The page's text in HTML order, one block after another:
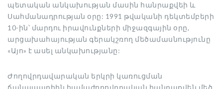
պետական անկախության մասին հանրաքվեի և
Սահմանադրության օրը: 1991 թվականի դեկտեմբերի
10-ին՝ մարդու իրավունքների միջազգային օրը,
արցախահայության գերակշռող մեծամասնությունը
«Այո» է ասել անկախությանը:
Ժողովրդավարական երկրի կառուցման
ճանապարհին համաժողովրդական հանրաքվեն մեծ